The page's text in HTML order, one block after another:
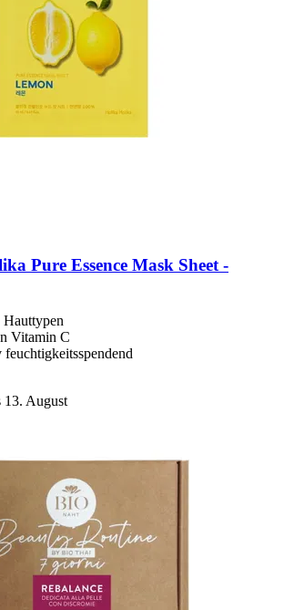
Pure Essence Mask Sheet -​
Hauttypen
Vitamin C
feuchtigkeitsspendend
13. August